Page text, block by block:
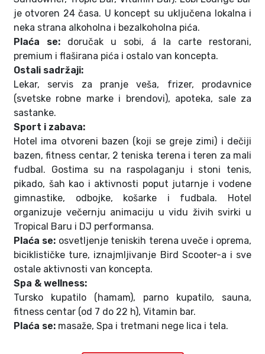
je otvoren 24 časa. U koncept su uključena lokalna i
neka strana alkoholna i bezalkoholna pića.
Plaća se: doručak u sobi, á la carte restorani,
premium i flaširana pića i ostalo van koncepta.
Ostali sadržaji:
Lekar, servis za pranje veša, frizer, prodavnice
(svetske robne marke i brendovi), apoteka, sale za
sastanke.
Sport i zabava:
Hotel ima otvoreni bazen (koji se greje zimi) i dečiji
bazen, fitness centar, 2 teniska terena i teren za mali
fudbal. Gostima su na raspolaganju i stoni tenis,
pikado, šah kao i aktivnosti poput jutarnje i vodene
gimnastike, odbojke, košarke i fudbala. Hotel
organizuje večernju animaciju u vidu živih svirki u
Tropical Baru i DJ performansa.
Plaća se: osvetljenje teniskih terena uveče i oprema,
biciklističke ture, iznajmljivanje Bird Scooter-a i sve
ostale aktivnosti van koncepta.
Spa & wellness:
Tursko kupatilo (hamam), parno kupatilo, sauna,
fitness centar (od 7 do 22 h), Vitamin bar.
Plaća se: masaže, Spa i tretmani nege lica i tela.